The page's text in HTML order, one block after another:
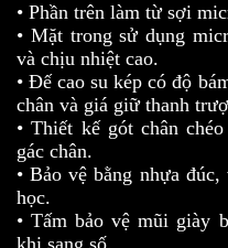
• Phần trên làm từ sợi
• Mặt trong sử dụng
và chịu nhiệt cao.
• Đế cao su kép có độ
chân và giá giữ thanh
• Thiết kế gót chân
gác chân.
• Bảo vệ bằng nhựa
học.
• Tấm bảo vệ mũi giày